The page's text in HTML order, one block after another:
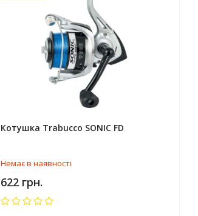
Котушка Trabucco SONIC FD
Немає в наявності
622 грн.